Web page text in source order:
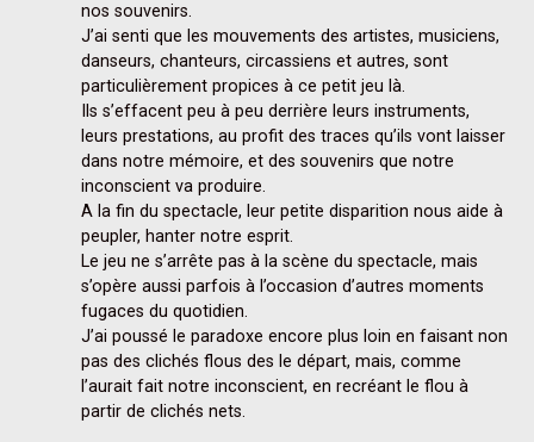
nos souvenirs.
J’ai senti que les mouvements des artistes, musiciens,
danseurs, chanteurs, circassiens et autres, sont
particulièrement propices à ce petit jeu là.
Ils s’effacent peu à peu derrière leurs instruments,
leurs prestations, au profit des traces qu’ils vont laisser
dans notre mémoire, et des souvenirs que notre
inconscient va produire.
A la fin du spectacle, leur petite disparition nous aide à
peupler, hanter notre esprit.
Le jeu ne s’arrête pas à la scène du spectacle, mais
s’opère aussi parfois à l’occasion d’autres moments
fugaces du quotidien.
J’ai poussé le paradoxe encore plus loin en faisant non
pas des clichés flous des le départ, mais, comme
l’aurait fait notre inconscient, en recréant le flou à
partir de clichés nets.